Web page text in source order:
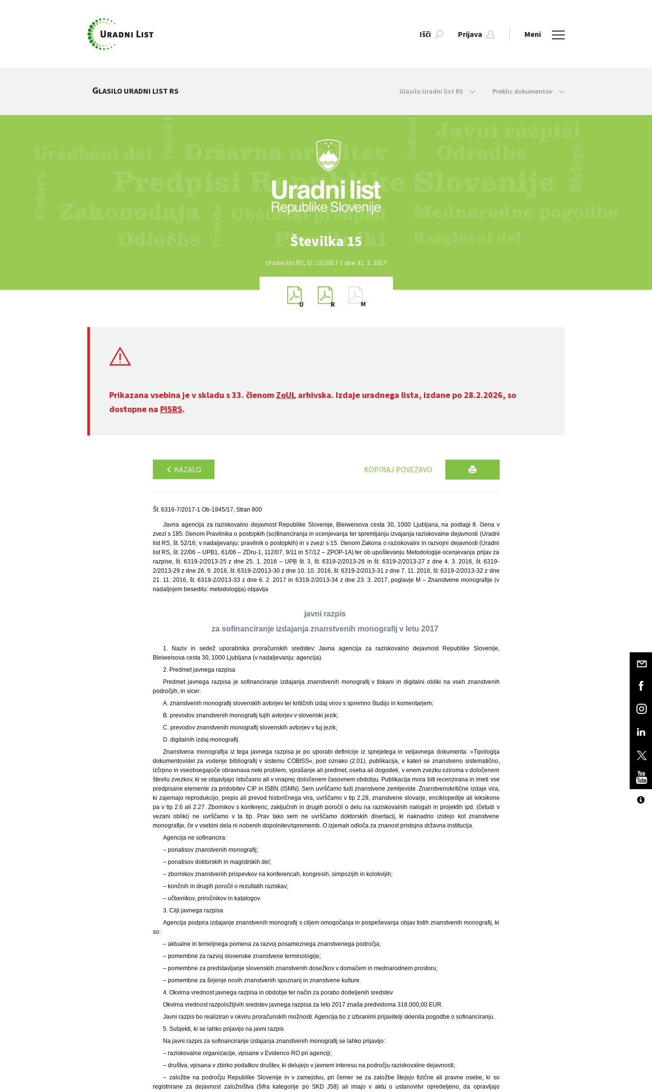
Išči Prijava Meni
GLASILO URADNI LIST RS Glasilo Uradni list RS Preklic dokumentov
Številka 15
Uradni list RS, št. 15/2017 z dne 31. 3. 2017
Prikazana vsebina je v skladu s 33. členom ZoUL arhivska. Izdaje uradnega lista, izdane po 28.2.2026, so
dostopne na PISRS.
KAZALO KOPIRAJ POVEZAVO
Št. 6316-7/2017-1 Ob-1845/17, Stran 800
Javna agencija za raziskovalno dejavnost Republike Slovenije, Bleiweisova cesta 30, 1000 Ljubljana, na podlagi 8. člena v
zvezi s 185. členom Pravilnika o postopkih (so)financiranja in ocenjevanja ter spremljanju izvajanja raziskovalne dejavnosti (Uradni
list RS, št. 52/16; v nadaljevanju: pravilnik o postopkih) in v zvezi s 15. členom Zakona o raziskovalni in razvojni dejavnosti (Uradni
list RS, št. 22/06 – UPB1, 61/06 – ZDru-1, 112/07, 9/11 in 57/12 – ZPOP-1A) ter ob upoštevanju Metodologije ocenjevanja prijav za
razpise, št. 6319-2/2013-25 z dne 25. 1. 2016 – UPB št. 3, št. 6319-2/2013-26 in št. 6319-2/2013-27 z dne 4. 3. 2016, št. 6319-
2/2013-29 z dne 26. 9. 2016, št. 6319-2/2013-30 z dne 10. 10. 2016, št. 6319-2/2013-31 z dne 7. 11. 2016, št. 6319-2/2013-32 z dne
21. 11. 2016, št. 6319-2/2013-33 z dne 6. 2. 2017 in 6319-2/2013-34 z dne 23. 3. 2017, poglavje M – Znanstvene monografije (v
nadaljnjem besedilu: metodologija) objavlja
javni razpis
za sofinanciranje izdajanja znanstvenih monografij v letu 2017
1. Naziv in sedež uporabnika proračunskih sredstev: Javna agencija za raziskovalno dejavnost Republike Slovenije,
Bleiweisova cesta 30, 1000 Ljubljana (v nadaljevanju: agencija).
2. Predmet javnega razpisa
Predmet javnega razpisa je sofinanciranje izdajanja znanstvenih monografij v tiskani in digitalni obliki na vseh znanstvenih
področjih, in sicer:
A. znanstvenih monografij slovenskih avtorjev ter kritičnih izdaj virov s spremno študijo in komentarjem;
B. prevodov znanstvenih monografij tujih avtorjev v slovenski jezik;
C. prevodov znanstvenih monografij slovenskih avtorjev v tuj jezik;
D. digitalnih izdaj monografij.
Znanstvena monografija iz tega javnega razpisa je po uporabi definicije iz sprejetega in veljavnega dokumenta: »Tipologija
dokumentov/del za vodenje bibliografij v sistemu COBISS«, pod oznako (2.01), publikacija, v kateri se znanstveno sistematično,
izčrpno in vseobsegajoče obravnava neki problem, vprašanje ali predmet, oseba ali dogodek, v enem zvezku oziroma v določenem
številu zvezkov, ki se objavljajo istočasno ali v vnaprej določenem časovnem obdobju. Publikacija mora biti recenzirana in imeti vse
predpisane elemente za pridobitev CIP in ISBN (ISMN). Sem uvrščamo tudi znanstvene zemljevide. Znanstvenokritične izdaje vira,
ki zajemajo reprodukcijo, prepis ali prevod historičnega vira, uvrščamo v tip 2.28, znanstvene slovarje, enciklopedije ali leksikone
pa v tip 2.6 ali 2.27. Zbornikov s konferenc, zaključnih in drugih poročil o delu na raziskovalnih nalogah in projektih ipd. (četudi v
vezani obliki) ne uvrščamo v ta tip. Prav tako sem ne uvrščamo doktorskih disertacij, ki naknadno izidejo kot znanstvene
monografije, če v vsebini dela ni nobenih dopolnitev/sprememb. O izjemah odloča za znanost pristojna državna institucija.
Agencija ne sofinancira:
– ponatisov znanstvenih monografij;
– ponatisov doktorskih in magistrskih del;
– zbornikov znanstvenih prispevkov na konferencah, kongresih, simpozijih in kolokvijih;
– končnih in drugih poročil o rezultatih raziskav;
– učbenikov, priročnikov in katalogov.
3. Cilji javnega razpisa
Agencija podpira izdajanje znanstvenih monografij s ciljem omogočanja in pospeševanja objav tistih znanstvenih monografij, ki
so:
– aktualne in temeljnega pomena za razvoj posameznega znanstvenega področja;
– pomembne za razvoj slovenske znanstvene terminologije;
– pomembne za predstavljanje slovenskih znanstvenih dosežkov v domačem in mednarodnem prostoru;
– pomembne za širjenje novih znanstvenih spoznanj in znanstvene kulture.
4. Okvirna vrednost javnega razpisa in obdobje ter način za porabo dodeljenih sredstev
Okvirna vrednost razpoložljivih sredstev javnega razpisa za leto 2017 znaša predvidoma 318.000,00 EUR.
Javni razpis bo realiziran v okviru proračunskih možnosti. Agencija bo z izbranimi prijavitelji sklenila pogodbe o sofinanciranju.
5. Subjekti, ki se lahko prijavijo na javni razpis
Na javni razpis za sofinanciranje izdajanja znanstvenih monografij se lahko prijavijo:
– raziskovalne organizacije, vpisane v Evidenco RO pri agenciji;
– društva, vpisana v zbirko podatkov društev, ki delujejo v javnem interesu na področju raziskovalne dejavnosti;
– založbe na področju Republike Slovenije in v zamejstvu, pri čemer se za založbe štejejo fizične ali pravne osebe, ki so
registrirane za dejavnost založništva (šifra kategorije po SKD J58) ali imajo v aktu o ustanovitvi opredeljeno, da opravljajo